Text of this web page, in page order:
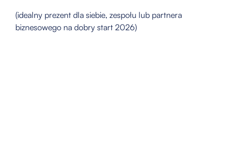
(idealny prezent dla siebie, zespołu lub partnera
biznesowego na dobry start 2026)